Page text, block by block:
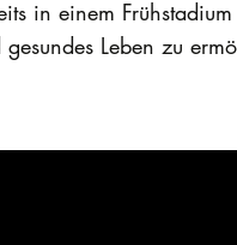
in einem
gesundes Leben zu